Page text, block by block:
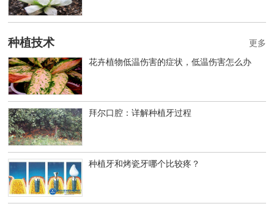
种植技术
花卉植物低温伤害的症状，低温伤害怎么办
拜尔口腔：详解种植牙过程
种植牙和烤瓷牙哪个比较疼？
更多